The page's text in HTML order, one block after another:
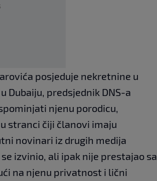
posjeduje nekretnine u
Dubaiju, predsjednik DNS-a
njenu porodicu,
stranci čiji članovi imaju
novinari iz drugih medija
izvinio, ali ipak nije prestajao sa
na njenu privatnost i lični